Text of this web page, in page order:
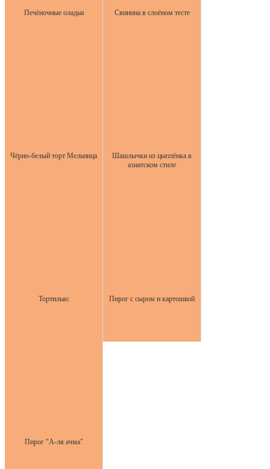
Печёночные оладьи Свинина в слоёном тесте
Чёрно-белый торт Мельница
Шашлычки из цыплёнка в
азиатском стиле
Тортильяс Пирог с сыром и картошкой
Пирог "А-ля ачма"